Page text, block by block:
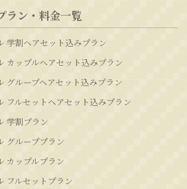
ラン・料金一覧
学割ヘアセット込みプラン
カップルヘアセット込みプラン
グループヘアセット込みプラン
フルセットヘアセット込みプラン
学割プラン
グループプラン
カップルプラン
フルセットプラン